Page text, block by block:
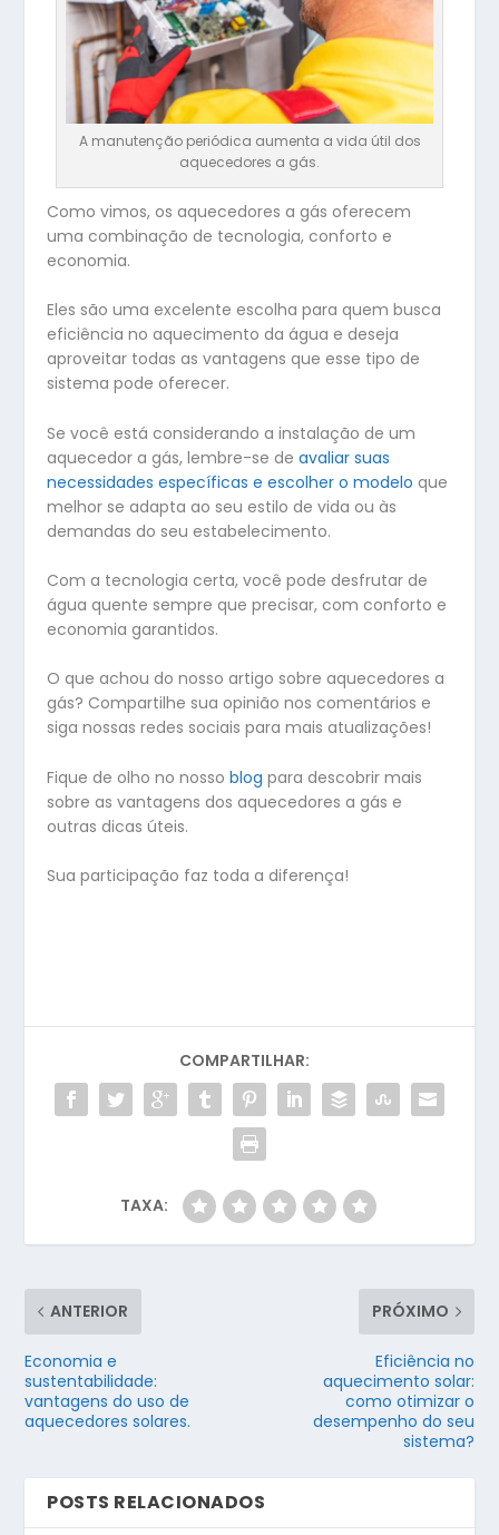
A manutenção periódica aumenta a vida útil dos
aquecedores a gás.
Como vimos, os aquecedores a gás oferecem
uma combinação de tecnologia, conforto e
economia.
Eles são uma excelente escolha para quem busca
eficiência no aquecimento da água e deseja
aproveitar todas as vantagens que esse tipo de
sistema pode oferecer.
Se você está considerando a instalação de um
aquecedor a gás, lembre-se de avaliar suas
necessidades específicas e escolher o modelo que
melhor se adapta ao seu estilo de vida ou às
demandas do seu estabelecimento.
Com a tecnologia certa, você pode desfrutar de
água quente sempre que precisar, com conforto e
economia garantidos.
O que achou do nosso artigo sobre aquecedores a
gás? Compartilhe sua opinião nos comentários e
siga nossas redes sociais para mais atualizações!
Fique de olho no nosso blog para descobrir mais
sobre as vantagens dos aquecedores a gás e
outras dicas úteis.
Sua participação faz toda a diferença!
COMPARTILHAR:
TAXA:
ANTERIOR
Economia e
sustentabilidade:
vantagens do uso de
aquecedores solares.
PRÓXIMO
Eficiência no
aquecimento solar:
como otimizar o
desempenho do seu
sistema?
POSTS RELACIONADOS